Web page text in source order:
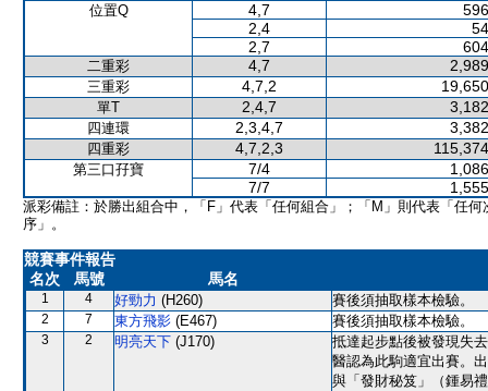
位置Q 4,7
2,4
2,7
二重彩 4,7
三重彩 4,7,2
單T 2,4,7
四連環 2,3,4,7
四重彩 4,7,2,3
第三口孖寶 7/4
7/7
派彩備註：於勝出組合中，「F」代表「任何組合」；「M」則代表「任何
序」。
競賽事件報告
名次
馬號 馬名
1 4 好勁力 (H260) 賽後須抽取樣本檢驗。
2 7 東方飛影 (E467) 賽後須抽取樣本檢驗。
3 2 明亮天下 (J170)
抵達起步點後被發現失
醫認為此駒適宜出賽。
與「發財秘笈」（鍾易